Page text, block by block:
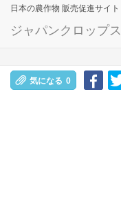
日本の農作物 販売促進サイト
ジャパンクロップス
気になる 0